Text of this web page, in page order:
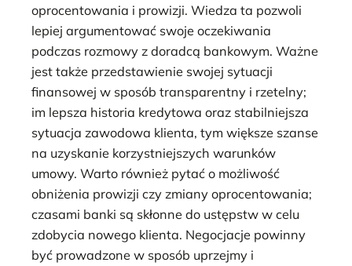
oprocentowania i prowizji. Wiedza ta pozwoli
lepiej argumentować swoje oczekiwania
podczas rozmowy z doradcą bankowym. Ważne
jest także przedstawienie swojej sytuacji
finansowej w sposób transparentny i rzetelny;
im lepsza historia kredytowa oraz stabilniejsza
sytuacja zawodowa klienta, tym większe szanse
na uzyskanie korzystniejszych warunków
umowy. Warto również pytać o możliwość
obniżenia prowizji czy zmiany oprocentowania;
czasami banki są skłonne do ustępstw w celu
zdobycia nowego klienta. Negocjacje powinny
być prowadzone w sposób uprzejmy i